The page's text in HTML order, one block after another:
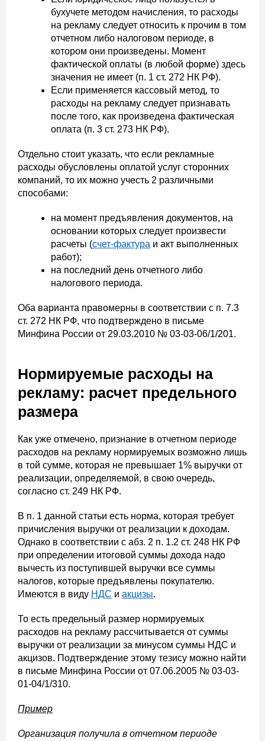
бухучете методом начисления, то расходы
на рекламу следует относить к прочим в том
отчетном либо налоговом периоде, в
котором они произведены. Момент
фактической оплаты (в любой форме) здесь
значения не имеет (п. 1 ст. 272 НК РФ).
Если применяется кассовый метод, то
расходы на рекламу следует признавать
после того, как произведена фактическая
оплата (п. 3 ст. 273 НК РФ).
Отдельно стоит указать, что если рекламные
расходы обусловлены оплатой услуг сторонних
компаний, то их можно учесть 2 различными
способами:
на момент предъявления документов, на
основании которых следует произвести
расчеты (счет-фактура и акт выполненных
работ);
на последний день отчетного либо
налогового периода.
Оба варианта правомерны в соответствии с п. 7.3
ст. 272 НК РФ, что подтверждено в письме
Минфина России от 29.03.2010 № 03-03-06/1/201.
Нормируемые расходы на
рекламу: расчет предельного
размера
Как уже отмечено, признание в отчетном периоде
расходов на рекламу нормируемых возможно лишь
в той сумме, которая не превышает 1% выручки от
реализации, определяемой, в свою очередь,
согласно ст. 249 НК РФ.
В п. 1 данной статьи есть норма, которая требует
причисления выручки от реализации к доходам.
Однако в соответствии с абз. 2 п. 1.2 ст. 248 НК РФ
при определении итоговой суммы дохода надо
вычесть из поступившей выручки все суммы
налогов, которые предъявлены покупателю.
Имеются в виду НДС и акцизы.
То есть предельный размер нормируемых
расходов на рекламу рассчитывается от суммы
выручки от реализации за минусом суммы НДС и
акцизов. Подтверждение этому тезису можно найти
в письме Минфина России от 07.06.2005 № 03-03-
01-04/1/310.
Пример
Организация получила в отчетном периоде